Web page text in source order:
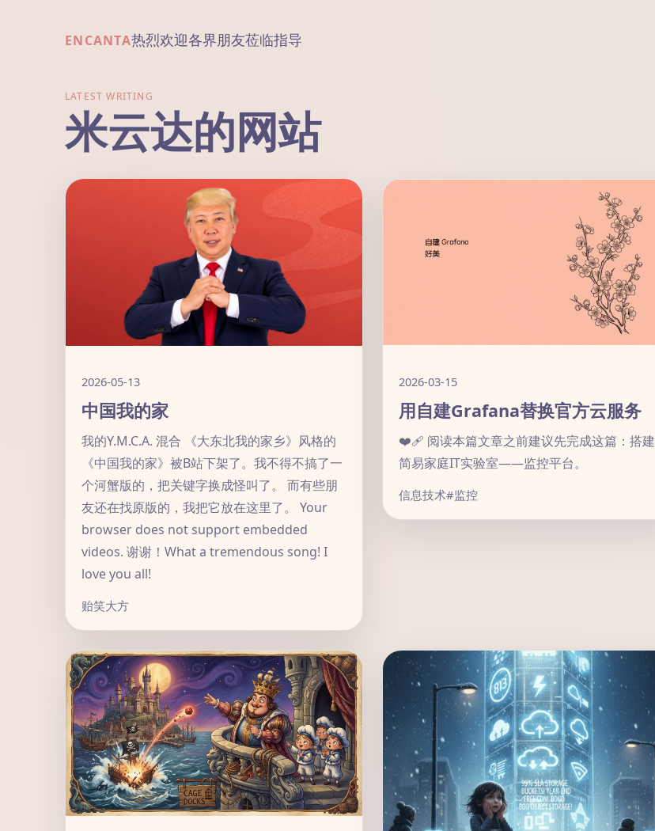
ENCANTA热烈欢迎各界朋友莅临指导
LATEST WRITING
米云达的网站
2026-05-13
中国我的家
我的Y.M.C.A. 混合 《大东北我的家乡》风格的
《中国我的家》被B站下架了。我不得不搞了一
个河蟹版的，把关键字换成怪叫了。 而有些朋
友还在找原版的，我把它放在这里了。 Your
browser does not support embedded
videos. 谢谢！What a tremendous song! I
love you all!
贻笑大方
2026-03-15
用自建Grafana替换官方云服务
❤️‍🩹 阅读本篇文章之前建议先完成这篇：搭建
简易家庭IT实验室——监控平台。
信息技术#监控